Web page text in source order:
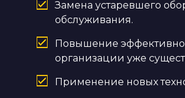
Замена устаревшего
обслуживания.
Повышение
организации уже
Применение новых